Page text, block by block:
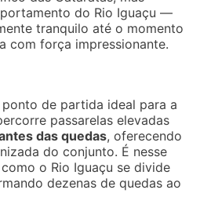
do Rio Iguaçu —
tranquilo até o momento
com força impressionante.
de partida ideal para a
passarelas elevadas
das quedas, oferecendo
do conjunto. É nesse
o Rio Iguaçu se divide
dezenas de quedas ao